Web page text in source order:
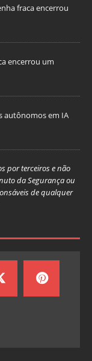
fraca encerrou
encerrou um
autônomos em IA
por terceiros e não
da Segurança ou
de qualquer